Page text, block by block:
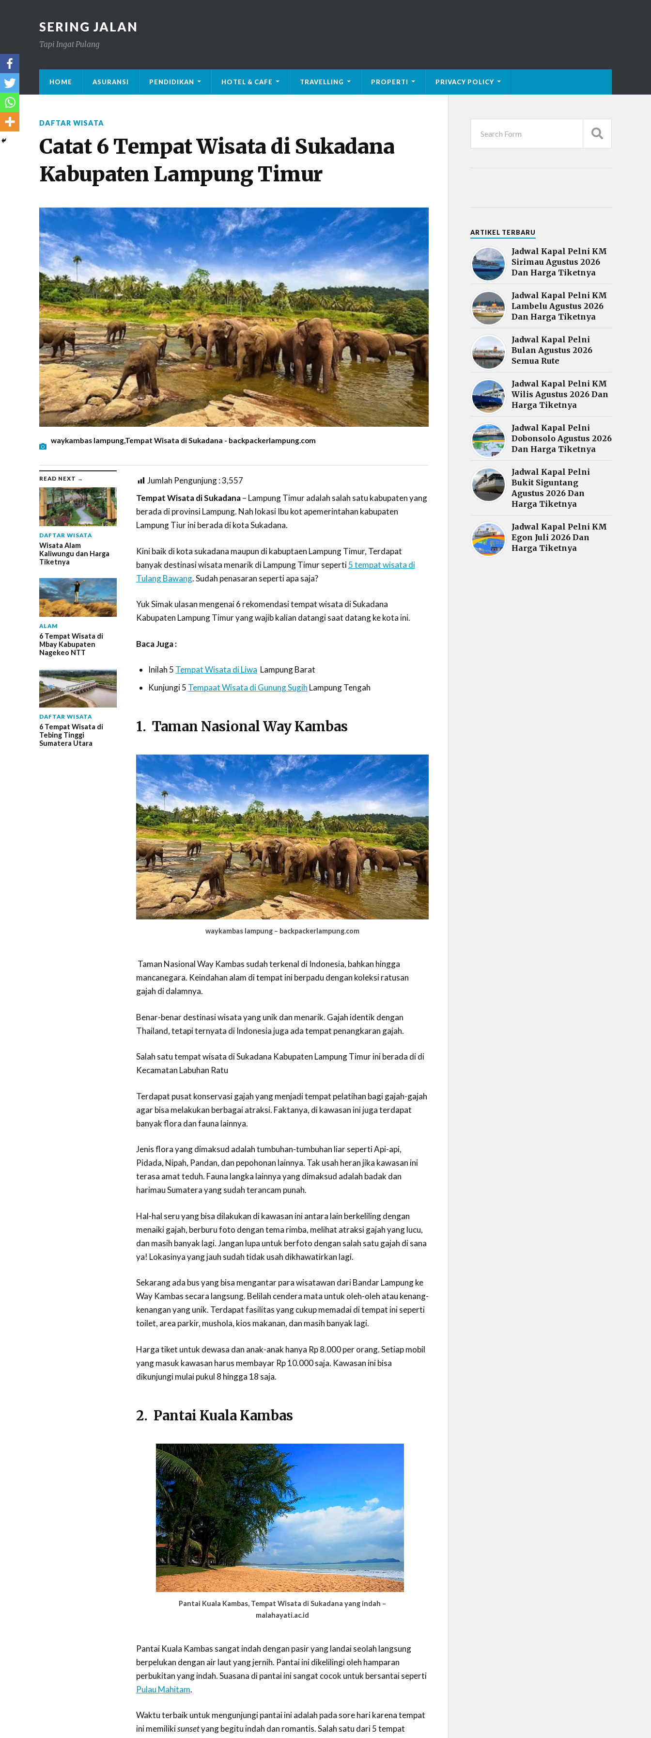
SERING JALAN
Tapi Ingat Pulang
HOME ASURANSI PENDIDIKAN HOTEL & CAFE TRAVELLING PROPERTI PRIVACY POLICY
DAFTAR WISATA
Catat 6 Tempat Wisata di Sukadana
Kabupaten Lampung Timur
waykambas lampung,Tempat Wisata di Sukadana - backpackerlampung.com
READ NEXT →
DAFTAR WISATA
Wisata Alam
Kaliwungu dan Harga
Tiketnya
ALAM
6 Tempat Wisata di
Mbay Kabupaten
Nagekeo NTT
DAFTAR WISATA
6 Tempat Wisata di
Tebing Tinggi
Sumatera Utara
Jumlah Pengunjung :3,557
Tempat Wisata di Sukadana– Lampung Timur adalah salah satu kabupaten yang
berada di provinsi Lampung. Nah lokasi Ibu kot apemerintahan kabupaten
Lampung Tiur ini berada di kota Sukadana.
Kini baik di kota sukadana maupun di kabuptaen Lampung Timur, Terdapat
banyak destinasi wisata menarik di Lampung Timur seperti5 tempat wisata di
Tulang Bawang. Sudah penasaran seperti apa saja?
Yuk Simak ulasan mengenai 6 rekomendasi tempat wisata di Sukadana
Kabupaten Lampung Timur yang wajib kalian datangi saat datang ke kota ini.
Baca Juga :
Inilah 5 Tempat Wisata di Liwa Lampung Barat
Kunjungi 5 Tempaat Wisata di Gunung Sugih Lampung Tengah
1. Taman Nasional Way Kambas
waykambas lampung – backpackerlampung.com
Taman Nasional Way Kambas sudah terkenal di Indonesia, bahkan hingga
mancanegara. Keindahan alam di tempat ini berpadu dengan koleksi ratusan
gajah di dalamnya.
Benar-benar destinasi wisata yang unik dan menarik. Gajah identik dengan
Thailand, tetapi ternyata di Indonesia juga ada tempat penangkaran gajah.
Salah satu tempat wisata di Sukadana Kabupaten Lampung Timur ini berada di di
Kecamatan Labuhan Ratu
Terdapat pusat konservasi gajah yang menjadi tempat pelatihan bagi gajah-gajah
agar bisa melakukan berbagai atraksi. Faktanya, di kawasan ini juga terdapat
banyak flora dan fauna lainnya.
Jenis flora yang dimaksud adalah tumbuhan-tumbuhan liar seperti Api-api,
Pidada, Nipah, Pandan, dan pepohonan lainnya. Tak usah heran jika kawasan ini
terasa amat teduh. Fauna langka lainnya yang dimaksud adalah badak dan
harimau Sumatera yang sudah terancam punah.
Hal-hal seru yang bisa dilakukan di kawasan ini antara lain berkeliling dengan
menaiki gajah, berburu foto dengan tema rimba, melihat atraksi gajah yang lucu,
dan masih banyak lagi. Jangan lupa untuk berfoto dengan salah satu gajah di sana
ya! Lokasinya yang jauh sudah tidak usah dikhawatirkan lagi.
Sekarang ada bus yang bisa mengantar para wisatawan dari Bandar Lampung ke
Way Kambas secara langsung. Belilah cendera mata untuk oleh-oleh atau kenang-
kenangan yang unik. Terdapat fasilitas yang cukup memadai di tempat ini seperti
toilet, area parkir, mushola, kios makanan, dan masih banyak lagi.
Harga tiket untuk dewasa dan anak-anak hanya Rp 8.000 per orang. Setiap mobil
yang masuk kawasan harus membayar Rp 10.000 saja. Kawasan ini bisa
dikunjungi mulai pukul 8 hingga 18 saja.
2. Pantai Kuala Kambas
Pantai Kuala Kambas, Tempat Wisata di Sukadana yang indah –
malahayati.ac.id
Pantai Kuala Kambas sangat indah dengan pasir yang landai seolah langsung
berpelukan dengan air laut yang jernih. Pantai ini dikelilingi oleh hamparan
perbukitan yang indah. Suasana di pantai ini sangat cocok untuk bersantai seperti
Pulau Mahitam.
Waktu terbaik untuk mengunjungi pantai ini adalah pada sore hari karena tempat
ini memilikisunsetyang begitu indah dan romantis. Salah satu dari 5 tempat
ARTIKEL TERBARU
Jadwal Kapal Pelni KM
Sirimau Agustus 2026
Dan Harga Tiketnya
Jadwal Kapal Pelni KM
Lambelu Agustus 2026
Dan Harga Tiketnya
Jadwal Kapal Pelni
Bulan Agustus 2026
Semua Rute
Jadwal Kapal Pelni KM
Wilis Agustus 2026 Dan
Harga Tiketnya
Jadwal Kapal Pelni
Dobonsolo Agustus 2026
Dan Harga Tiketnya
Jadwal Kapal Pelni
Bukit Siguntang
Agustus 2026 Dan
Harga Tiketnya
Jadwal Kapal Pelni KM
Egon Juli 2026 Dan
Harga Tiketnya